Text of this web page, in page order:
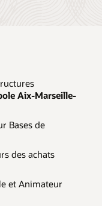
Aix-Marseille-
Bases de
des achats
et Animateur